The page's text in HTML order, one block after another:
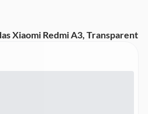
Xiaomi Redmi A3, Transparent